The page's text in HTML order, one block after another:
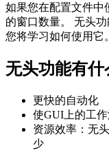
如果您在配置文件中
的窗口数量。 无头
您将学习如何使用它。
无头功能有什
更快的自动化
使GUI上的工
资源效率：无
少